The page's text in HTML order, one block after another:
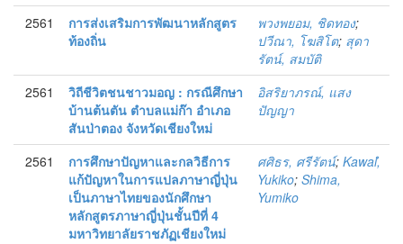
2561
การส่งเสริมการพัฒนาหลักสูตร
ท้องถิ่น
พวงพยอม, ชิดทอง;
ปวีณา, โฆสิโต; สุดา
รัตน์, สมบัติ
2561
วิถีชีวิตชนชาวมอญ : กรณีศึกษา
บ้านต้นตัน ตำบลแม่ก๊า อำเภอ
สันป่าตอง จังหวัดเชียงใหม่
อิสริยาภรณ์, แสง
ปัญญา
2561
การศึกษาปัญหาและกลวิธีการ
แก้ปัญหาในการแปลภาษาญี่ปุ่น
เป็นภาษาไทยของนักศึกษา
หลักสูตรภาษาญี่ปุ่นชั้นปีที่ 4
มหาวิทยาลัยราชภัฏเชียงใหม่
ศศิธร, ศรีรัตน์; Kawaiํ,
Yukiko; Shima,
Yumiko